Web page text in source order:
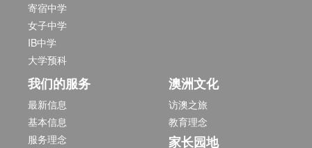
寄宿中学
女子中学
IB中学
大学预科
我们的服务
最新信息
基本信息
服务理念
澳洲文化
访澳之旅
教育理念
家长园地